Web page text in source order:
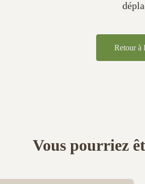
Retour à
Vous pourriez